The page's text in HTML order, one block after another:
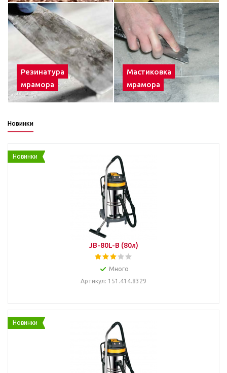
Резинатура
мрамора
Мастиковка
мрамора
Новинки
Новинки
JB-80L-B (80л)
Много
Артикул: 151.414.8329
Новинки